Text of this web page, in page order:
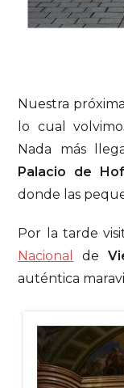
Nuestra
lo cual
Nada más
Palacio de
donde las
Por la tarde
Nacional
de
auténtica